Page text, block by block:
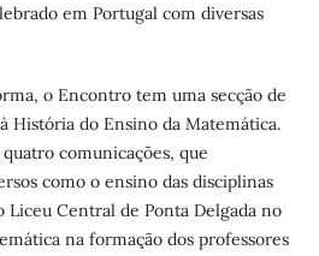
em Portugal com diversas
o Encontro tem uma secção de
História do Ensino da Matemática.
comunicações, que
como o ensino das disciplinas
Liceu Central de Ponta Delgada no
na formação dos professores